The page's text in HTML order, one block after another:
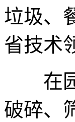
垃圾、
省技术
在园
破碎、